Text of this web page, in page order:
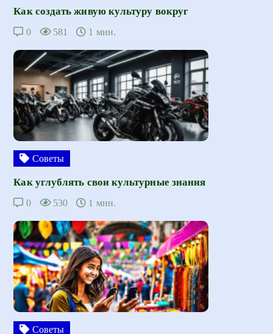
Как создать живую культуру вокруг
0 581 1 мин.
Советы
Как углублять свои культурные знания
0 530 1 мин.
Советы